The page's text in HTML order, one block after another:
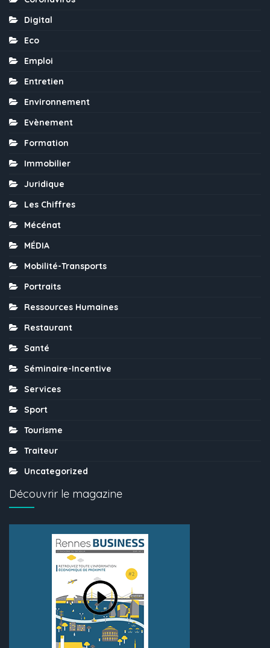
Digital
Eco
Emploi
Entretien
Environnement
Evènement
Formation
Immobilier
Juridique
Les Chiffres
Mécénat
MÉDIA
Mobilité-Transports
Portraits
Ressources Humaines
Restaurant
Santé
Séminaire-Incentive
Services
Sport
Tourisme
Traiteur
Uncategorized
Découvrir le magazine